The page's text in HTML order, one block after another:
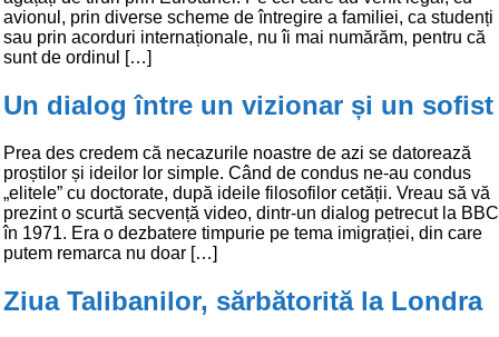
avionul, prin diverse scheme de întregire a familiei, ca studenți
sau prin acorduri internaționale, nu îi mai numărăm, pentru că
sunt de ordinul […]
Un dialog între un vizionar și un sofist
Prea des credem că necazurile noastre de azi se datorează
proștilor și ideilor lor simple. Când de condus ne-au condus
„elitele” cu doctorate, după ideile filosofilor cetății. Vreau să vă
prezint o scurtă secvență video, dintr-un dialog petrecut la BBC
în 1971. Era o dezbatere timpurie pe tema imigrației, din care
putem remarca nu doar […]
Ziua Talibanilor, sărbătorită la Londra